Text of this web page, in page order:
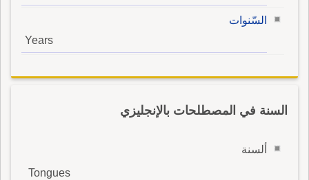
السّنوات
Years
السنة في المصطلحات بالإنجليزي
ألسنة
Tongues